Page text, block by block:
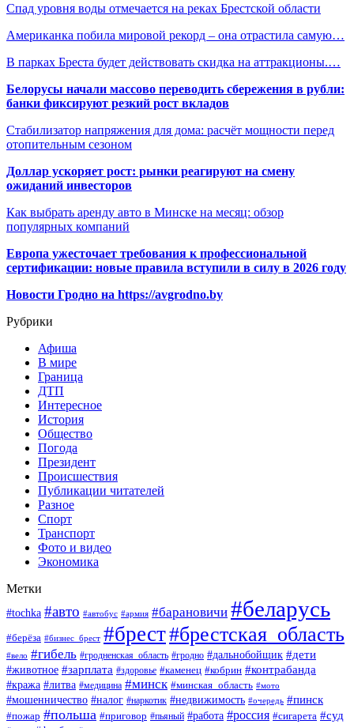
Спад уровня воды отмечается на реках Брестской области
Американка побила мировой рекорд – она отрастила самую…
В парках Бреста будет действовать скидка на аттракционы.…
Белорусы начали массово переводить сбережения в рубли:
банки фиксируют резкий рост вкладов
Стабилизатор напряжения для дома: расчёт мощности перед
отопительным сезоном
Доллар ускоряет рост: рынки реагируют на смену
ожиданий инвесторов
Как выбрать аренду авто в Минске на месяц: обзор
популярных компаний
Европа ужесточает требования к профессиональной
сертификации: новые правила вступили в силу в 2026 году
Новости Гродно на https://avgrodno.by
Рубрики
Афиша
В мире
Граница
ДТП
Интересное
История
Общество
Погода
Президент
Происшествия
Публикации читателей
Разное
Спорт
Транспорт
Фото и видео
Экономика
Метки
#tochka #авто #автобус #армия #барановичи #беларусь
#берёза #бизнес_брест #брест#брестская_область
#вело #гибель #гродненская_область #гродно #дальнобойщик #дети
#животное #зарплата #здоровье #каменец #кобрин #контрабанда
#кража #литва #медицина #минск #минская_область #мото
#мошенничество #налог #наркотик #недвижимость #очередь #пинск
#пожар #польша #приговор #пьяный #работа #россия #сигарета #суд